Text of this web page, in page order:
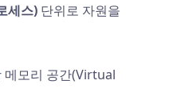
세스) 단위로 자원을
모리 공간(Virtual